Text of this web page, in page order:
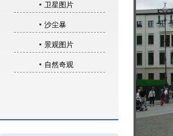
卫星图片
沙尘暴
景观图片
自然奇观